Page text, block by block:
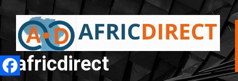
Aller
contenu
africdirect